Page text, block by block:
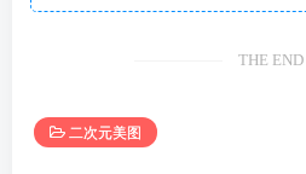
THE END
二次元美图